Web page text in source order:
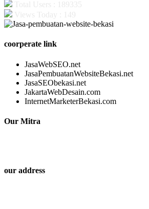
coorperate link
JasaWebSEO.net
JasaPembuatanWebsiteBekasi.net
JasaSEObekasi.net
JakartaWebDesain.com
InternetMarketerBekasi.com
Our Mitra
our address